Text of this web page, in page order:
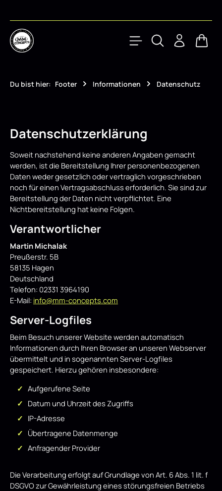
Du bist hier: Footer Informationen Datenschutz
Datenschutzerklärung
Soweit nachstehend keine anderen Angaben gemacht
werden, ist die Bereitstellung Ihrer personenbezogenen
Daten weder gesetzlich oder vertraglich vorgeschrieben
noch für einen Vertragsabschluss erforderlich. Sie sind zur
Bereitstellung der Daten nicht verpflichtet. Eine
Nichtbereitstellung hat keine Folgen.
Verantwortlicher
Martin Michalak
Preußerstr. 5B
58135 Hagen
Deutschland
Telefon: 02331 3964190
E-Mail: info@mm-concepts.com
Server-Logfiles
Beim Besuch unserer Website werden automatisch
Informationen durch Ihren Browser an unseren Webserver
übermittelt und in sogenannten Server-Logfiles
gespeichert. Hierzu gehören insbesondere:
Aufgerufene Seite
Datum und Uhrzeit des Zugriffs
IP-Adresse
Übertragene Datenmenge
Anfragender Provider
Die Verarbeitung erfolgt auf Grundlage von Art. 6 Abs. 1 lit. f
DSGVO zur Gewährleistung eines störungsfreien Betriebs